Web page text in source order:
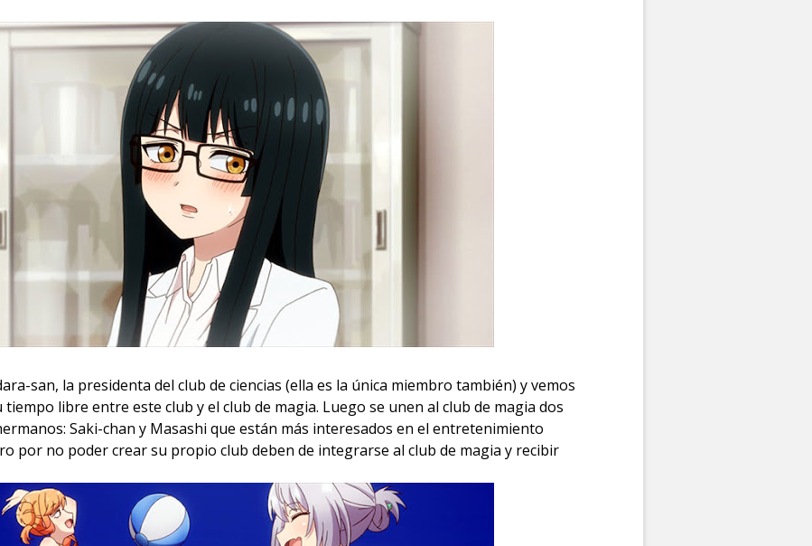
san, la presidenta del club de ciencias (ella es la única miembro también) y vemos
libre entre este club y el club de magia. Luego se unen al club de magia dos
Saki-chan y Masashi que están más interesados en el entretenimiento
por no poder crear su propio club deben de integrarse al club de magia y recibir